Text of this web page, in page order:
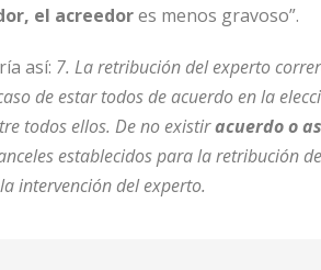
el acreedores menos gravoso”.
así: 7. La retribución del experto
de estar todos de acuerdo en la
todos ellos. De no existiracuerdo o
establecidos para la retribución
intervención del experto.